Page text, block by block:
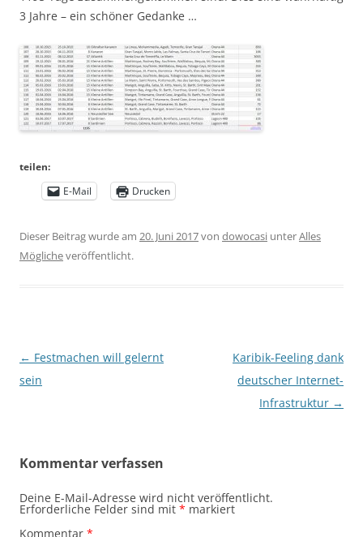
3 Jahre – ein schöner Gedanke …
teilen:
E-Mail
Drucken
Dieser Beitrag wurde am 20. Juni 2017von dowocasi unterAlles
Möglicheveröffentlicht.
Beitragsnavigation
← Festmachen will gelernt
sein
Karibik-Feeling dank
deutscher Internet-
Infrastruktur →
Kommentar verfassen
Deine E-Mail-Adresse wird nicht veröffentlicht.
Erforderliche Felder sind mit * markiert
Kommentar *